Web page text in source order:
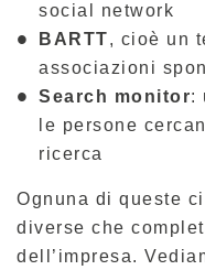
social network
BARTT, cioè un
associazioni
Search monitor:
le persone
ricerca
Ognuna di queste
diverse che
dell’impresa.